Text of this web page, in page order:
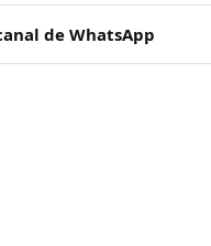
de WhatsApp